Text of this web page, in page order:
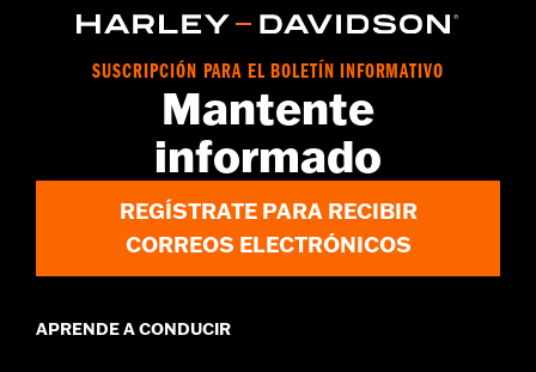
SUSCRIPCIÓN PARA EL BOLETÍN INFORMATIVO
Mantente
informado
REGÍSTRATE PARA RECIBIR
CORREOS ELECTRÓNICOS
APRENDE A CONDUCIR